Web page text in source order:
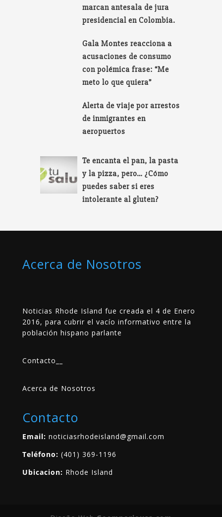
marcan antesala de jura
presidencial en Colombia.
Gala Montes reacciona a
acusaciones de consumo
con polémica frase: “Me
meto lo que quiera”
Alerta de viaje por arrestos
de inmigrantes en
aeropuertos
Te encanta el pan, la pasta
y la pizza, pero… ¿Cómo
puedes saber si eres
intolerante al gluten?
Acerca de Nosotros
Noticias Rhode Island fue creada el 4 de Enero
2016, para cubrir el vacío informativo entre la
población hispano parlante
Contacto
Acerca de Nosotros
Contacto
Email: noticiasrhodeisland@gmail.com
Teléfono: (401) 369-1196
Ubicacion: Rhode Island